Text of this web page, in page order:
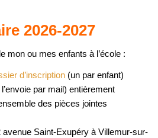
2026-2027
mon ou mes enfants à l’école :
d’inscription (un par enfant)
par mail) entièrement
des pièces jointes
avenue Saint-Exupéry à Villemur-sur-